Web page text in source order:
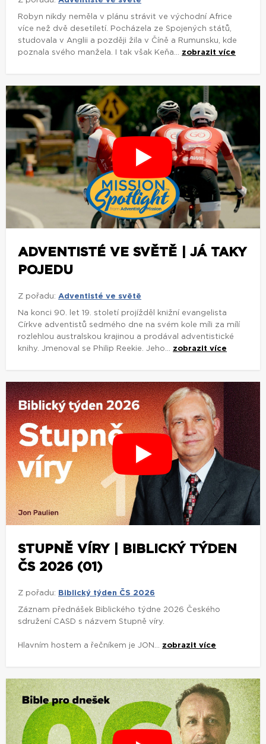
Robyn nikdy neměla v plánu strávit ve východní Africe
více než dvě desetiletí. Pocházela ze Spojených států,
studovala v Anglii a později žila v Číně a Rumunsku, kde
poznala svého manžela. I tak však Keňa... zobrazit více
ADVENTISTÉ VE SVĚTĚ | JÁ TAKY
POJEDU
Z pořadu: Adventisté ve světě
Na konci 90. let 19. století projížděl knižní evangelista
Církve adventistů sedmého dne na svém kole míli za mílí
rozlehlou australskou krajinou a prodával adventistické
knihy. Jmenoval se Philip Reekie. Jeho... zobrazit více
STUPNĚ VÍRY | BIBLICKÝ TÝDEN
ČS 2026 (01)
Z pořadu: Biblický týden ČS 2026
Záznam přednášek Biblického týdne 2026 Českého
sdružení CASD s názvem Stupně víry.
Hlavním hostem a řečníkem je JON... zobrazit více